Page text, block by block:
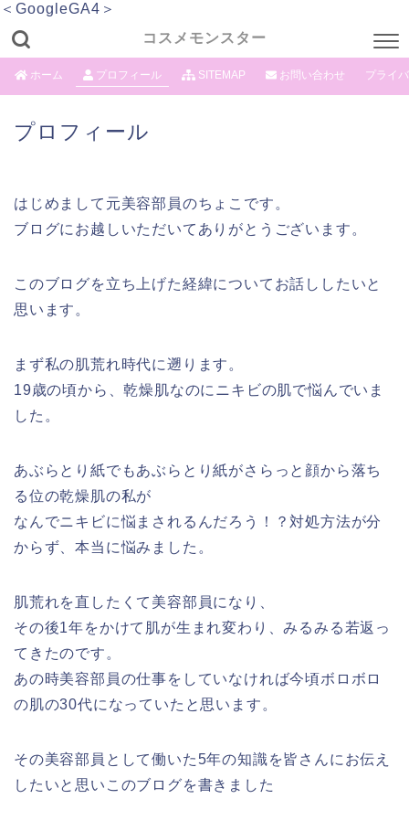
＜GoogleGA4＞
コスメモンスター
ホーム プロフィール SITEMAP お問い合わせ プライ
プロフィール
はじめまして元美容部員のちょこです。
ブログにお越しいただいてありがとうございます。
このブログを立ち上げた経緯についてお話ししたいと
思います。
まず私の肌荒れ時代に遡ります。
19歳の頃から、乾燥肌なのにニキビの肌で悩んでいま
した。
あぶらとり紙でもあぶらとり紙がさらっと顔から落ち
る位の乾燥肌の私が
なんでニキビに悩まされるんだろう！？対処方法が分
からず、本当に悩みました。
肌荒れを直したくて美容部員になり、
その後1年をかけて肌が生まれ変わり、みるみる若返っ
てきたのです。
あの時美容部員の仕事をしていなければ今頃ボロボロ
の肌の30代になっていたと思います。
その美容部員として働いた5年の知識を皆さんにお伝え
したいと思いこのブログを書きました